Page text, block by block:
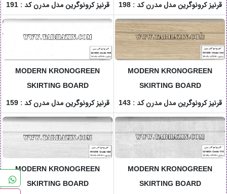
قرنیز کرونوگرین مدل مدرن کد :198 قرنیز کرونوگرین مدل مدرن کد :191
MODERN KRONOGREEN
SKIRTING BOARD
قرنیز کرونوگرین مدل مدرن کد :143
MODERN KRONOGREEN
SKIRTING BOARD
قرنیز کرونوگرین مدل مدرن کد :159
MODERN KRONOGREEN
SKIRTING BOARD
MODERN KRONOGREEN
SKIRTING BOARD